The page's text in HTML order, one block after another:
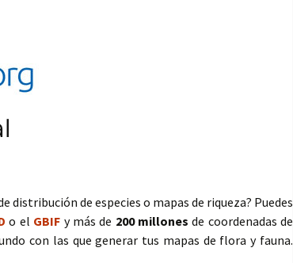
distribución de especies o mapas de riqueza? Puedes
o el GBIF y más de 200 millones de coordenadas de
con las que generar tus mapas de flora y fauna.